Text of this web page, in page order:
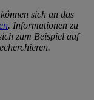
sich an das
. Informationen zu
zum Beispiel auf